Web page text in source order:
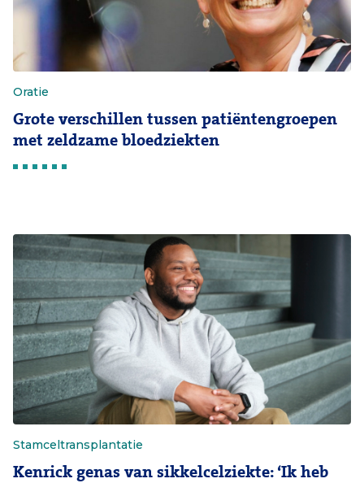
Oratie
Grote verschillen tussen patiëntengroepen
met zeldzame bloedziekten
Stamceltransplantatie
Kenrick genas van sikkelcelziekte: ‘Ik heb